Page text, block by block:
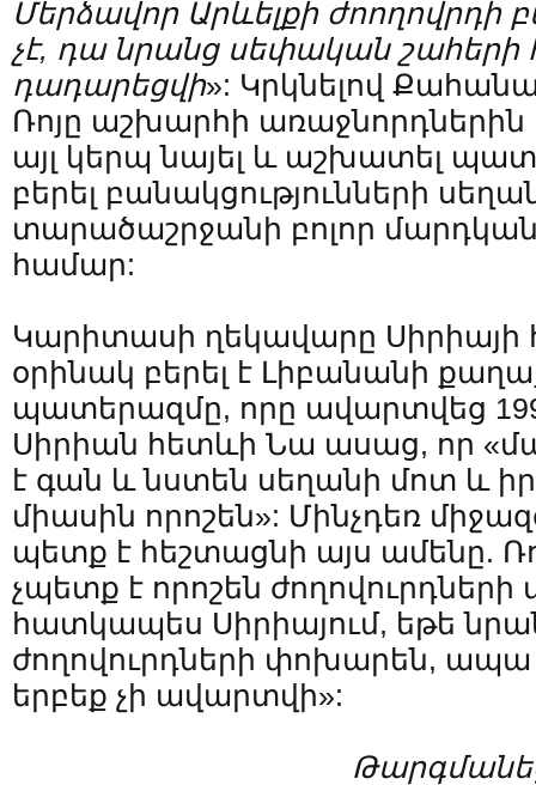
Մերձավոր Արևելքի ժոողովրդի
չէ, դա նրանց սեփական
դադարեցվի»: Կրկնելով
Ռոյը աշխարհի առաջնորդներին
այլ կերպ նայել և աշխատել
բերել բանակցությունների
տարածաշրջանի բոլոր
համար:
Կարիտասի ղեկավարը Սիրիայի
օրինակ բերել է Լիբանանի
պատերազմը, որը ավարտվեց
Սիրիան հետևի Նա ասաց, որ
է գան և նստեն սեղանի մոտ և
միասին որոշեն»: Մինչդեռ
պետք է հեշտացնի այս ամենը.
չպետք է որոշեն
հատկապես Սիրիայում, եթե
ժողովուրդների փոխարեն,
երբեք չի ավարտվի»: